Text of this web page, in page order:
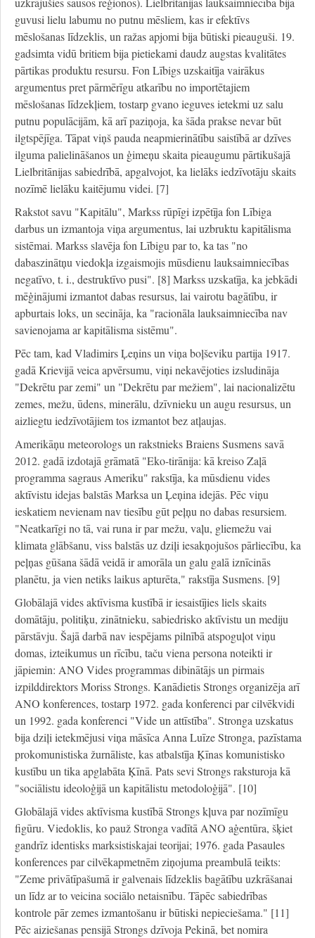
guvusi lielu labumu no putnu mēsliem, kas ir efektīvs
mēslošanas līdzeklis, un ražas apjomi bija būtiski pieauguši. 19.
gadsimta vidū britiem bija pietiekami daudz augstas kvalitātes
pārtikas produktu resursu. Fon Lībigs uzskaitīja vairākus
argumentus pret pārmērīgu atkarību no importētajiem
mēslošanas līdzekļiem, tostarp gvano ieguves ietekmi uz salu
putnu populācijām, kā arī paziņoja, ka šāda prakse nevar būt
ilgtspējīga. Tāpat viņš pauda neapmierinātību saistībā ar dzīves
ilguma palielināšanos un ģimeņu skaita pieaugumu pārtikušajā
Lielbritānijas sabiedrībā, apgalvojot, ka lielāks iedzīvotāju skaits
nozīmē lielāku kaitējumu videi. [7]
Rakstot savu "Kapitālu", Markss rūpīgi izpētīja fon Lībiga
darbus un izmantoja viņa argumentus, lai uzbruktu kapitālisma
sistēmai. Markss slavēja fon Lībigu par to, ka tas "no
dabaszinātņu viedokļa izgaismojis mūsdienu lauksaimniecības
negatīvo, t. i., destruktīvo pusi". [8] Markss uzskatīja, ka jebkādi
mēģinājumi izmantot dabas resursus, lai vairotu bagātību, ir
apburtais loks, un secināja, ka "racionāla lauksaimniecība nav
savienojama ar kapitālisma sistēmu".
Pēc tam, kad Vladimirs Ļeņins un viņa boļševiku partija 1917.
gadā Krievijā veica apvērsumu, viņi nekavējoties izsludināja
"Dekrētu par zemi" un "Dekrētu par mežiem", lai nacionalizētu
zemes, mežu, ūdens, minerālu, dzīvnieku un augu resursus, un
aizliegtu iedzīvotājiem tos izmantot bez atļaujas.
Amerikāņu meteorologs un rakstnieks Braiens Susmens savā
2012. gadā izdotajā grāmatā "Eko-tirānija: kā kreiso Zaļā
programma sagraus Ameriku" rakstīja, ka mūsdienu vides
aktīvistu idejas balstās Marksa un Ļeņina idejās. Pēc viņu
ieskatiem nevienam nav tiesību gūt peļņu no dabas resursiem.
"Neatkarīgi no tā, vai runa ir par mežu, vaļu, gliemežu vai
klimata glābšanu, viss balstās uz dziļi iesakņojušos pārliecību, ka
peļņas gūšana šādā veidā ir amorāla un galu galā iznīcinās
planētu, ja vien netiks laikus apturēta," rakstīja Susmens. [9]
Globālajā vides aktīvisma kustībā ir iesaistījies liels skaits
domātāju, politiķu, zinātnieku, sabiedrisko aktīvistu un mediju
pārstāvju. Šajā darbā nav iespējams pilnībā atspoguļot viņu
domas, izteikumus un rīcību, taču viena persona noteikti ir
jāpiemin: ANO Vides programmas dibinātājs un pirmais
izpilddirektors Moriss Strongs. Kanādietis Strongs organizēja arī
ANO konferences, tostarp 1972. gada konferenci par cilvēkvidi
un 1992. gada konferenci "Vide un attīstība". Stronga uzskatus
bija dziļi ietekmējusi viņa māsīca Anna Luīze Stronga, pazīstama
prokomunistiska žurnāliste, kas atbalstīja Ķīnas komunistisko
kustību un tika apglabāta Ķīnā. Pats sevi Strongs raksturoja kā
"sociālistu ideoloģijā un kapitālistu metodoloģijā". [10]
Globālajā vides aktīvisma kustībā Strongs kļuva par nozīmīgu
figūru. Viedoklis, ko pauž Stronga vadītā ANO aģentūra, šķiet
gandrīz identisks marksistiskajai teorijai; 1976. gada Pasaules
konferences par cilvēkapmetnēm ziņojuma preambulā teikts:
"Zeme privātīpašumā ir galvenais līdzeklis bagātību uzkrāšanai
un līdz ar to veicina sociālo netaisnību. Tāpēc sabiedrības
kontrole pār zemes izmantošanu ir būtiski nepieciešama." [11]
Pēc aiziešanas pensijā Strongs dzīvoja Pekinā, bet nomira